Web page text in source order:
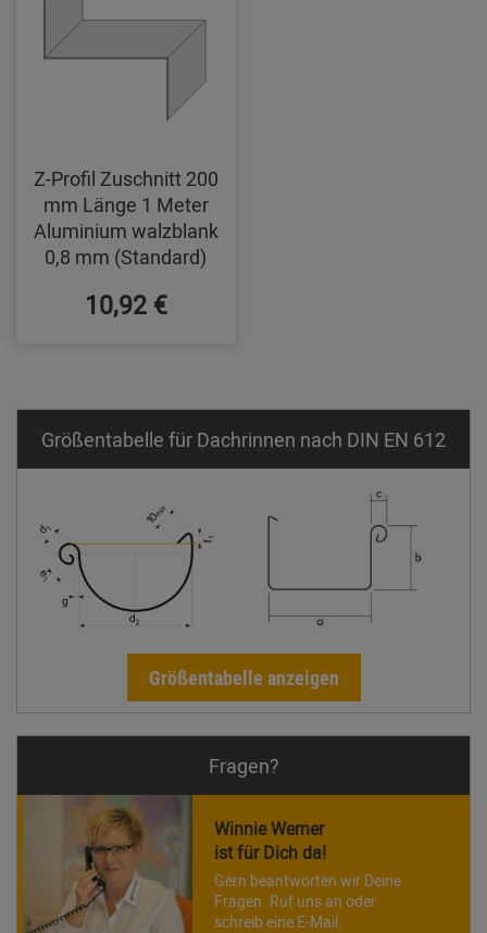
Z-Profil Zuschnitt 200
mm Länge 1 Meter
Aluminium walzblank
0,8 mm (Standard)
10,92 €
Größentabelle für Dachrinnen nach DIN EN 612
Größentabelle anzeigen
Fragen?
Winnie Werner
ist für Dich da!
Gern beantworten wir Deine
Fragen. Ruf uns an oder
schreib eine E-Mail.